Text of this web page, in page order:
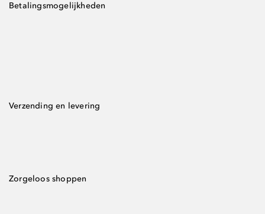
Betalingsmogelijkheden
Verzending en levering
Zorgeloos shoppen